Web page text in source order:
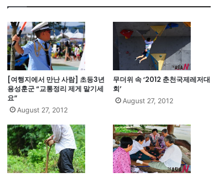
[여행지에서 만난 사람] 초등3년
용성훈군 “교통정리 제게 맡기세
요”
August 27, 2012
무더위 속 ‘2012 춘천국제레저대
회’
August 27, 2012